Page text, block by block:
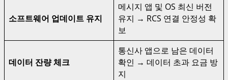
소프트웨어 업데이트 유지
메시지 앱 및 OS 최신 버전
유지 → RCS 연결 안정성 확
보
데이터 잔량 체크
통신사 앱으로 남은 데이터
확인 → 데이터 초과 요금 방
지